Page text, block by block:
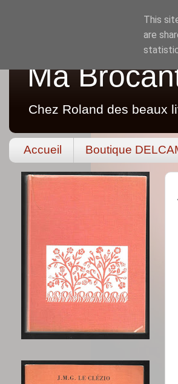
Ma
Chez Roland des beaux
Accueil Boutique
This
are